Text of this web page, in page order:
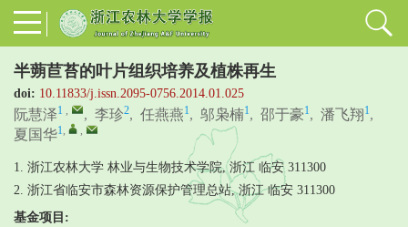
半蒴苣苔的叶片组织培养及植株再生
doi: 10.11833/j.issn.2095-0756.2014.01.025
阮慧泽1 , , 李珍2, 任燕燕1, 邬枭楠1, 邵于豪1, 潘飞翔1,
夏国华1, ,
1. 浙江农林大学 林业与生物技术学院, 浙江 临安 311300
2. 浙江省临安市森林资源保护管理总站, 浙江 临安 311300
基金项目: